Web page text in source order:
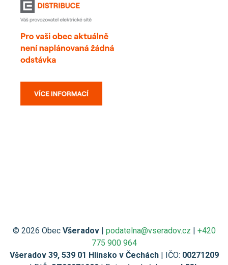
© 2026 Obec Všeradov| podatelna@vseradov.cz | +420
775 900 964
Všeradov 39, 539 01 Hlinsko v Čechách| IČO: 00271209